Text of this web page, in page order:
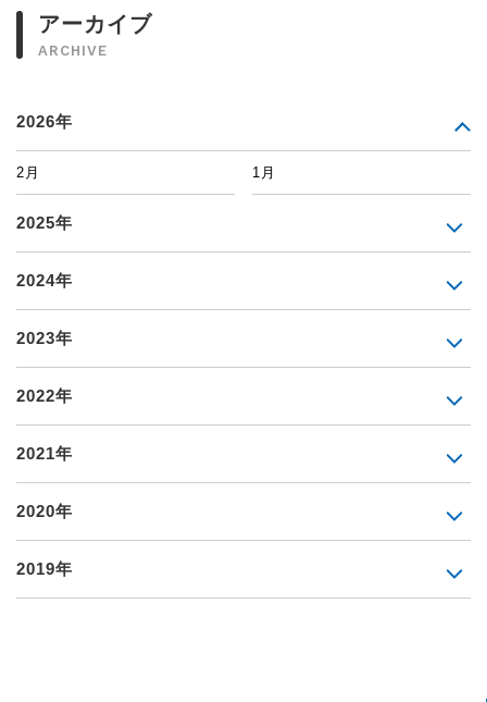
アーカイブ
ARCHIVE
2026年
2月 1月
2025年
2024年
2023年
2022年
2021年
2020年
2019年